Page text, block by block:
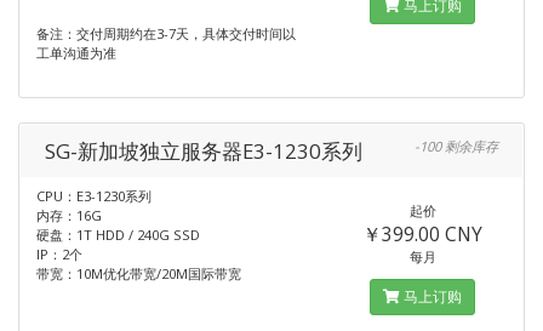
备注：交付周期约在3-7天，具体交付时间以
工单沟通为准
马上订购
SG-新加坡独立服务器E3-1230系列 -100 剩余库存
CPU：E3-1230系列
内存：16G
硬盘：1T HDD / 240G SSD
IP：2个
带宽：10M优化带宽/20M国际带宽
起价
￥399.00 CNY
每月
马上订购